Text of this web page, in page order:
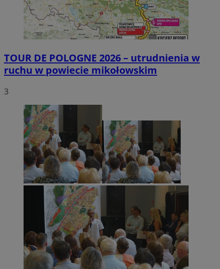
TOUR DE POLOGNE 2026 – utrudnienia w
ruchu w powiecie mikołowskim
3